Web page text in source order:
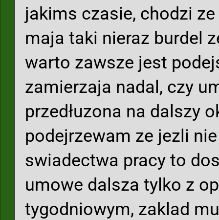
jakims czasie, chodzi
maja taki nieraz burdel
warto zawsze jest
zamierzaja nadal, czy
przedłuzona na dalszy
podejrzewam ze jezli
swiadectwa pracy to
umowe dalsza tylko z
tygodniowym, zaklad